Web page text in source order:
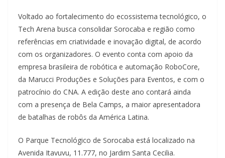
Voltado ao fortalecimento do ecossistema tecnológico, o
Tech Arena busca consolidar Sorocaba e região como
referências em criatividade e inovação digital, de acordo
com os organizadores. O evento conta com apoio da
empresa brasileira de robótica e automação RoboCore,
da Marucci Produções e Soluções para Eventos, e com o
patrocínio do CNA. A edição deste ano contará ainda
com a presença de Bela Camps, a maior apresentadora
de batalhas de robôs da América Latina.
O Parque Tecnológico de Sorocaba está localizado na
Avenida Itavuvu, 11.777, no Jardim Santa Cecilia.